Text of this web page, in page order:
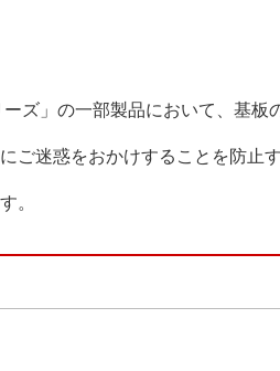
ズ」の一部製品において、基
迷惑をおかけすることを防止
。